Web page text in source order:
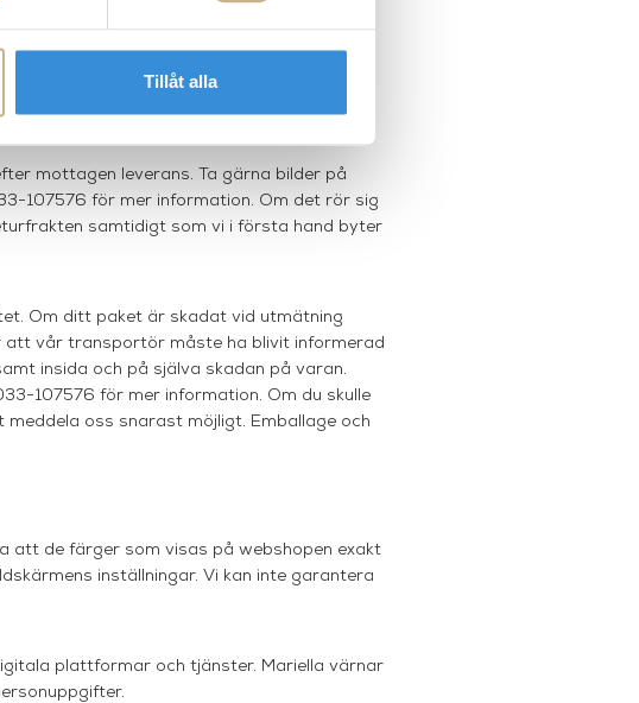
Tillåt alla
distansavtalslagen.
avvikelser i pris eller skick framgår i
mottagen leverans. Ta gärna bilder på
107576 för mer information. Om det rör sig
samtidigt som vi i första hand byter
Om ditt paket är skadat vid utmätning
att vår transportör måste ha blivit informerad
insida och på själva skadan på varan.
107576 för mer information. Om du skulle
oss snarast möjligt. Emballage och
att de färger som visas på webshopen exakt
inställningar. Vi kan inte garantera
plattformar och tjänster. Mariella värnar